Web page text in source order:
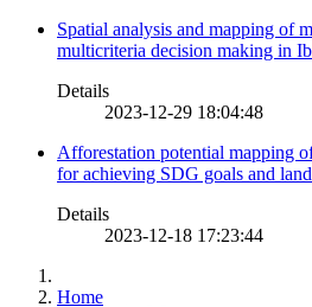
Spatial analysis and mapping of
multicriteria decision making in
Details
2023-12-29 18:04:48
Afforestation potential mapping
for achieving SDG goals and
Details
2023-12-18 17:23:44
Home